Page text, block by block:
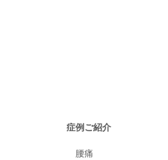
症例ご紹介
腰痛